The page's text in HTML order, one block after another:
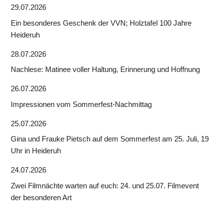
29.07.2026
Ein besonderes Geschenk der VVN; Holztafel 100 Jahre
Heideruh
28.07.2026
Nachlese: Matinee voller Haltung, Erinnerung und Hoffnung
26.07.2026
Impressionen vom Sommerfest-Nachmittag
25.07.2026
Gina und Frauke Pietsch auf dem Sommerfest am 25. Juli, 19
Uhr in Heideruh
24.07.2026
Zwei Filmnächte warten auf euch: 24. und 25.07. Filmevent
der besonderen Art